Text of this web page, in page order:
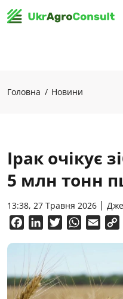
Головна Новини
Ірак очікує
5 млн тонн
13:38, 27 Травня 2026
FacebookLinkedInTwitterWhatsApp
Email